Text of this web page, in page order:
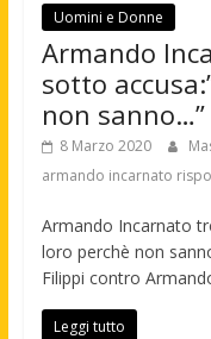
Uomini e Donne
Armando
sotto
non sanno…”
8 Marzo 2020
armando incarnato
Armando Incarnato
loro perchè non
Filippi contro
Leggi tutto